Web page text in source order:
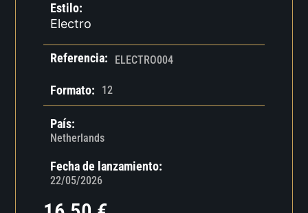
Estilo:
Electro
Referencia: ELECTRO004
Formato: 12
País:
Netherlands
Fecha de lanzamiento:
22/05/2026